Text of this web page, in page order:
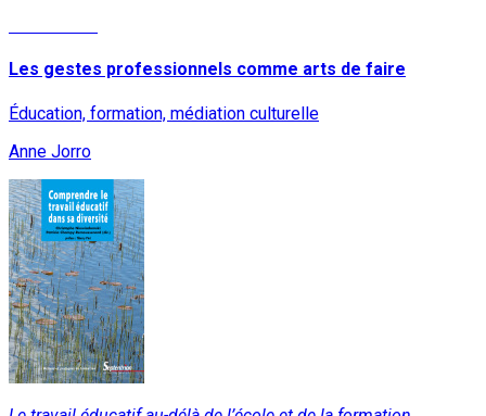
Les gestes professionnels comme arts de faire
Éducation, formation, médiation culturelle
Anne Jorro